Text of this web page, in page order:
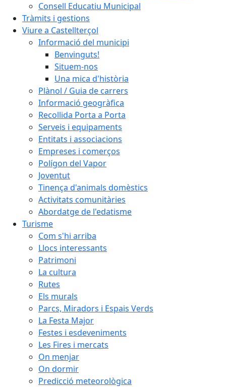
Consell Educatiu Municipal
Tràmits i gestions
Viure a Castellterçol
Informació del municipi
Benvinguts!
Situem-nos
Una mica d'història
Plànol / Guia de carrers
Informació geogràfica
Recollida Porta a Porta
Serveis i equipaments
Entitats i associacions
Empreses i comerços
Polígon del Vapor
Joventut
Tinença d'animals domèstics
Activitats comunitàries
Abordatge de l'edatisme
Turisme
Com s'hi arriba
Llocs interessants
Patrimoni
La cultura
Rutes
Els murals
Parcs, Miradors i Espais Verds
La Festa Major
Festes i esdeveniments
Les Fires i mercats
On menjar
On dormir
Predicció meteorològica